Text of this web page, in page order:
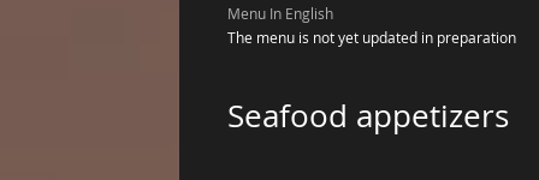
Menu In English
The menu is not yet updated in preparation
Seafood appetizers